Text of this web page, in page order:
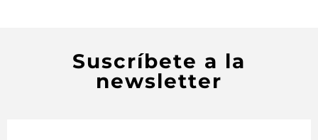
Suscríbete a la
newsletter